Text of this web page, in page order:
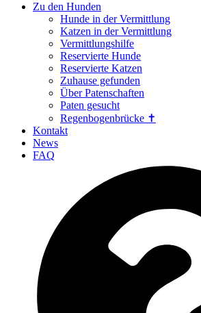
Zu den Hunden
Hunde in der Vermittlung
Katzen in der Vermittlung
Vermittlungshilfe
Reservierte Hunde
Reservierte Katzen
Zuhause gefunden
Über Patenschaften
Paten gesucht
Regenbogenbrücke ✝
Kontakt
News
FAQ